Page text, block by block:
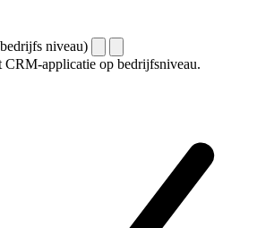
niveau)
CRM-applicatie op bedrijfsniveau.